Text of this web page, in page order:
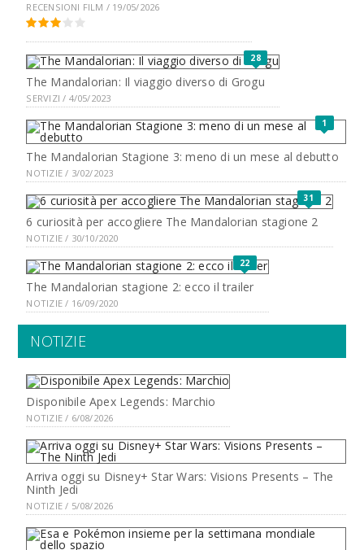
RECENSIONI FILM / 19/05/2026
28
The Mandalorian: Il viaggio diverso di Grogu
SERVIZI / 4/05/2023
1
The Mandalorian Stagione 3: meno di un mese al debutto
NOTIZIE / 3/02/2023
31
6 curiosità per accogliere The Mandalorian stagione 2
NOTIZIE / 30/10/2020
22
The Mandalorian stagione 2: ecco il trailer
NOTIZIE / 16/09/2020
NOTIZIE
Disponibile Apex Legends: Marchio
NOTIZIE / 6/08/2026
Arriva oggi su Disney+ Star Wars: Visions Presents – The
Ninth Jedi
NOTIZIE / 5/08/2026